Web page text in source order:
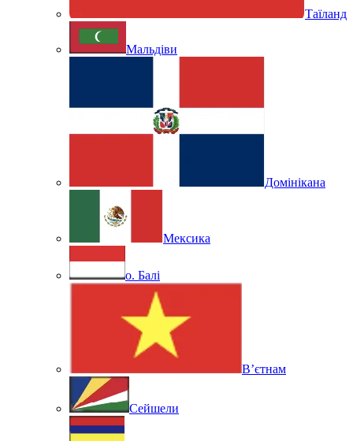
Таїланд
Мальдіви
Домінікана
Мексика
о. Балі
В’єтнам
Сейшели